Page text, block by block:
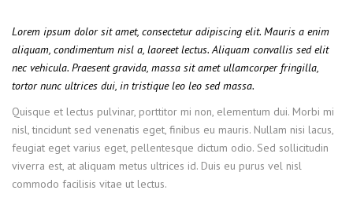
Lorem ipsum dolor sit amet, consectetur adipiscing elit. Mauris a enim
aliquam, condimentum nisl a, laoreet lectus. Aliquam convallis sed elit
nec vehicula. Praesent gravida, massa sit amet ullamcorper fringilla,
tortor nunc ultrices dui, in tristique leo leo sed massa.
Quisque et lectus pulvinar, porttitor mi non, elementum dui. Morbi mi
nisl, tincidunt sed venenatis eget, finibus eu mauris. Nullam nisi lacus,
feugiat eget varius eget, pellentesque dictum odio. Sed sollicitudin
viverra est, at aliquam metus ultrices id. Duis eu purus vel nisl
commodo facilisis vitae ut lectus.